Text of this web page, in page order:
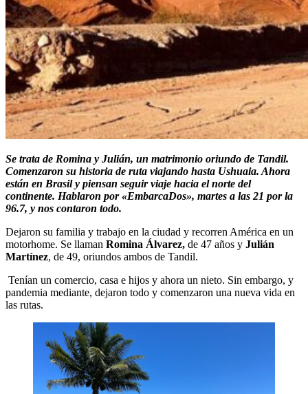
Se trata de Romina y Julián, un matrimonio oriundo de Tandil.
Comenzaron su historia de ruta viajando hasta Ushuaia. Ahora
están en Brasil y piensan seguir viaje hacia el norte del
continente. Hablaron por «EmbarcaDos», martes a las 21 por la
96.7, y nos contaron todo.
Dejaron su familia y trabajo en la ciudad y recorren América en un
motorhome. Se llaman Romina Álvarez, de 47 años y Julián
Martínez, de 49, oriundos ambos de Tandil.
Tenían un comercio, casa e hijos y ahora un nieto. Sin embargo, y
pandemia mediante, dejaron todo y comenzaron una nueva vida en
las rutas.